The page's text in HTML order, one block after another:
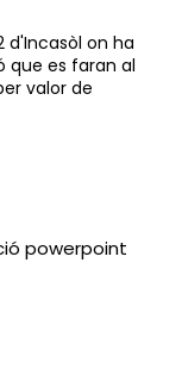
d'Incasòl on ha
que es faran al
valor de
powerpoint